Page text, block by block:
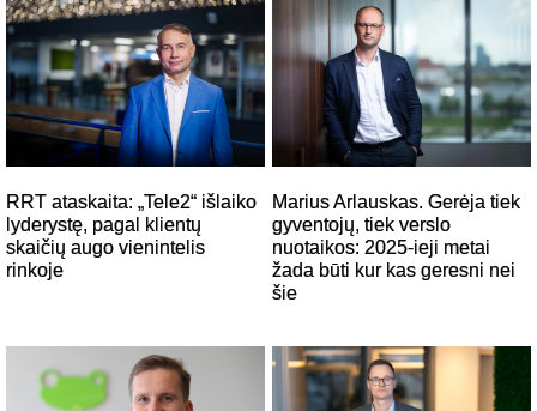
RRT ataskaita: „Tele2“ išlaiko
lyderystę, pagal klientų
skaičių augo vienintelis
rinkoje
Marius Arlauskas. Gerėja tiek
gyventojų, tiek verslo
nuotaikos: 2025-ieji metai
žada būti kur kas geresni nei
šie